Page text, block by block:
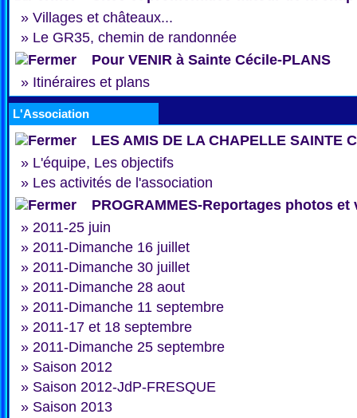
» Villages et châteaux...
» Le GR35, chemin de randonnée
Pour VENIR à Sainte Cécile-PLANS
» Itinéraires et plans
L'Association
LES AMIS DE LA CHAPELLE SAINTE
» L'équipe, Les objectifs
» Les activités de l'association
PROGRAMMES-Reportages photos et
» 2011-25 juin
» 2011-Dimanche 16 juillet
» 2011-Dimanche 30 juillet
» 2011-Dimanche 28 aout
» 2011-Dimanche 11 septembre
» 2011-17 et 18 septembre
» 2011-Dimanche 25 septembre
» Saison 2012
» Saison 2012-JdP-FRESQUE
» Saison 2013